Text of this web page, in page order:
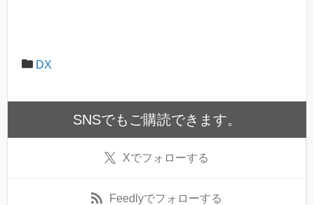
DX
SNSでもご購読できます。
Xでフォローする
Feedlyでフォローする